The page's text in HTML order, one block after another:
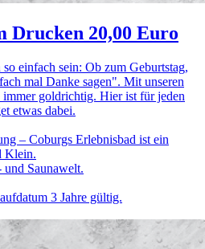
Drucken 20,00 Euro
einfach sein: Ob zum Geburtstag,
mal Danke sagen". Mit unseren
immer goldrichtig. Hier ist für jeden
etwas dabei.
– Coburgs Erlebnisbad ist ein
Klein.
Saunawelt.
3 Jahre gültig.